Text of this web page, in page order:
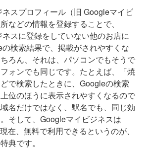
スプロフィール（旧 Googleマイビ
などの情報を登録することで、
スに登録をしていない他のお店に
検索結果で、掲載がされやすくな
ろん、それは、パソコンでもそうで
ォンでも同じです。たとえば、「焼
で検索したときに、Googleの検索
位のほうに表示されやすくなるので
名だけではなく、駅名でも、同じ効
そして、Googleマイビジネスは
在、無料で利用できるというのが、
典です。